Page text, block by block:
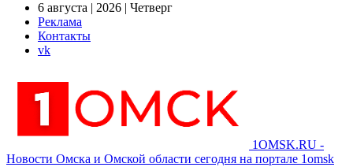
6 августа | 2026 | Четверг
Реклама
Контакты
vk
1OMSK.RU -
Новости Омска и Омской области сегодня на портале 1omsk